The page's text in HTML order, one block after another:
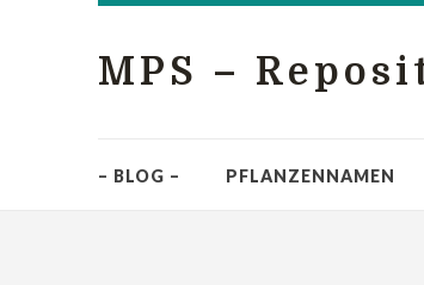
MPS –
– BLOG – PFLANZENNAMEN